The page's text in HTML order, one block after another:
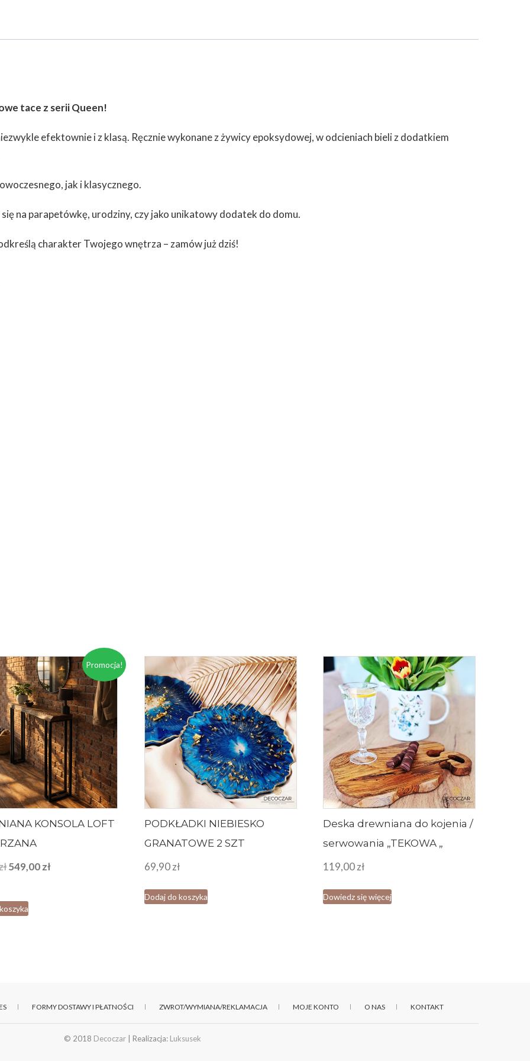
tace z serii Queen!
efektownie i z klasą. Ręcznie wykonane z żywicy epoksydowej, w odcieniach bieli z dodatkiem
jak i klasycznego.
na parapetówkę, urodziny, czy jako unikatowy dodatek do domu.
charakter Twojego wnętrza – zamów już dziś!
Promocja!
KONSOLA LOFT
Pierwotna
wynosiła:
799,00 zł.
549,00złAktualna
PODKŁADKI NIEBIESKO
GRANATOWE 2 SZT
69,90zł
Dodaj do koszyka
Deska drewniana do kojenia /
serwowania „TEKOWA „
119,00zł
Dowiedz się więcej
FORMY DOSTAWY I PŁATNOŚCI ZWROT/WYMIANA/REKLAMACJA MOJE KONTO O NAS KONTAKT
© 2018 Decoczar | Realizacja: Luksusek